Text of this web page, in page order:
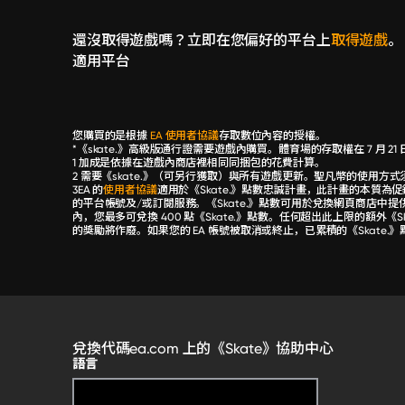
還沒取得遊戲嗎？立即在您偏好的平台上取得遊戲。
適用平台
您購買的是根據 EA 使用者協議存取數位內容的授權。
*《skate.》高級版通行證需要遊戲內購買。體育場的存取權在 7 月
1 加成是依據在遊戲內商店裡相同同捆包的花費計算。
2 需要《skate.》（可另行獲取）與所有遊戲更新。聖凡幣的使用方式
3EA 的使用者協議適用於《Skate.》點數忠誠計畫，此計畫的本質為
的平台帳號及/或訂閱服務。《Skate.》點數可用於兌換網頁商店中
內，您最多可兌換 400 點《Skate.》點數。任何超出此上限的額外
的獎勵將作廢。如果您的 EA 帳號被取消或終止，已累積的《Skate.
兌換代碼ea.com 上的《Skate》協助中心
語言